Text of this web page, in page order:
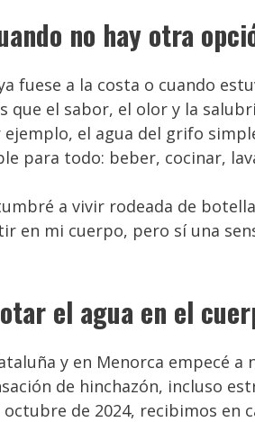
no hay otra
fuese a la costa o cuando
que el sabor, el olor y la
ejemplo, el agua del grifo
para todo: beber, cocinar,
a vivir rodeada de
en mi cuerpo, pero sí una
el agua en el
y en Menorca empecé
de hinchazón, incluso
de 2024, recibimos en